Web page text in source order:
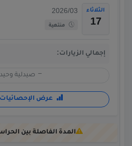
الثلاثاء
17
2026/03
منتهية
إجمالي الزيارات:
صيدلية
عرض الإحصائيات
المدة الفاصلة بين